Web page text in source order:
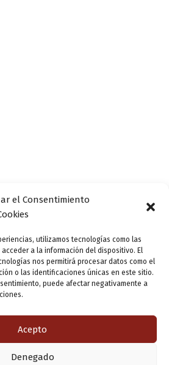
el Consentimiento
utilizamos tecnologías como las
a la información del dispositivo. El
nos permitirá procesar datos como el
o las identificaciones únicas en este sitio.
puede afectar negativamente a
Acepto
Denegado
Historia y
villa de
siglo XVI».
Sesión de divulgación
histórica: «Rebeliones y
revueltas en el reinado de